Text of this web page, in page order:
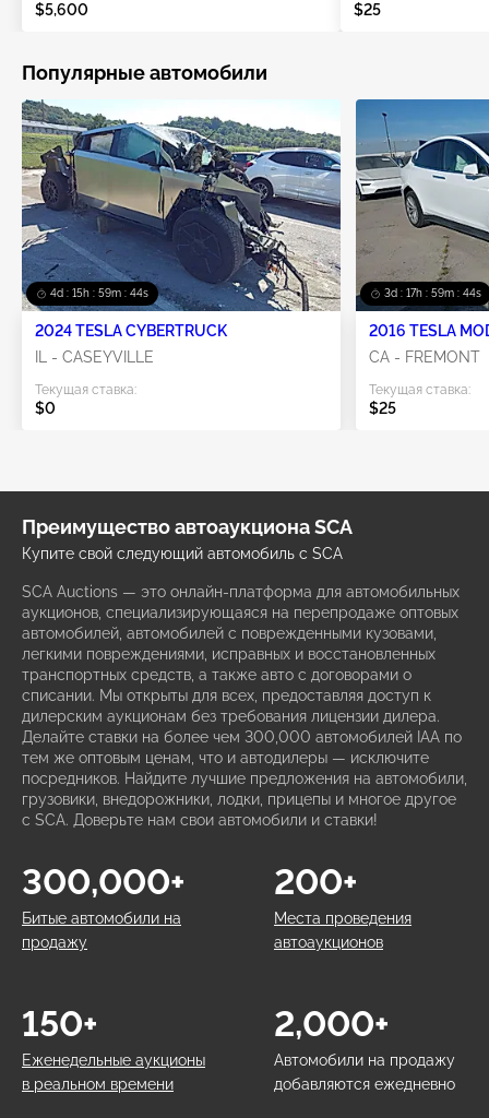
$5,600 $25
Популярные автомобили
4d : 15h : 59m : 44s
2024 TESLA CYBERTRUCK
IL - CASEYVILLE
Текущая ставка:
$0
3d : 17h : 59m : 44s
2016 TESLA
CA - FREMONT
Текущая ставка:
$25
Преимущество автоаукциона SCA
Купите свой следующий автомобиль с SCA
SCA Auctions — это онлайн-платформа для автомобильных
аукционов, специализирующаяся на перепродаже оптовых
автомобилей, автомобилей с поврежденными кузовами,
легкими повреждениями, исправных и восстановленных
транспортных средств, а также авто с договорами о
списании. Мы открыты для всех, предоставляя доступ к
дилерским аукционам без требования лицензии дилера.
Делайте ставки на более чем 300,000 автомобилей IAA по
тем же оптовым ценам, что и автодилеры — исключите
посредников. Найдите лучшие предложения на автомобили,
грузовики, внедорожники, лодки, прицепы и многое другое
с SCA. Доверьте нам свои автомобили и ставки!
Битые автомобили на
продажу
300,000+
Места проведения
автоаукционов
200+
Еженедельные аукционы
в реальном времени
150+
Автомобили на продажу
добавляются ежедневно
2,000+